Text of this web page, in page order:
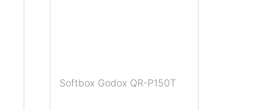
Softbox Godox QR-P150T